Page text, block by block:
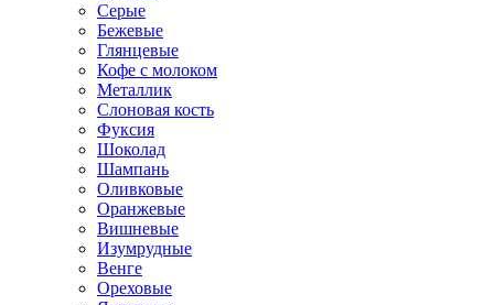
Серые
Бежевые
Глянцевые
Кофе с молоком
Металлик
Слоновая кость
Фуксия
Шоколад
Шампань
Оливковые
Оранжевые
Вишневые
Изумрудные
Венге
Ореховые